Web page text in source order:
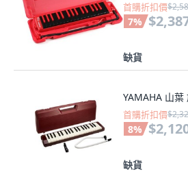
首購折扣價
7%
缺貨
YAMAHA 山葉
首購折扣價
8%
缺貨